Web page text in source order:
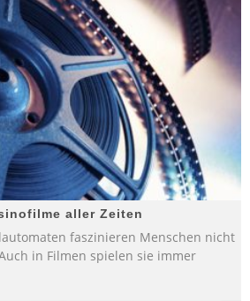
aller Zeiten
faszinieren Menschen nicht
in Filmen spielen sie immer